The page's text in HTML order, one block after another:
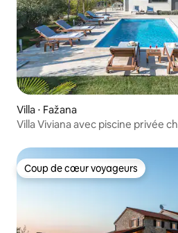
Villa ⋅ Fažana
Villa Viviana avec piscine privée
Coup de cœur voyageurs
Coup de cœur voyageurs